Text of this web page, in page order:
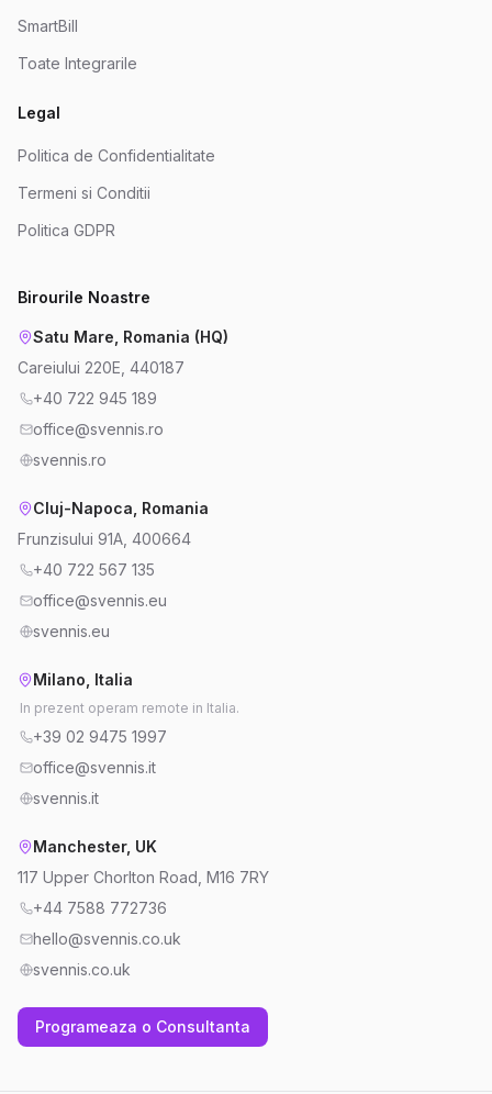
SmartBill
Toate Integrarile
Legal
Politica de Confidentialitate
Termeni si Conditii
Politica GDPR
Birourile Noastre
Satu Mare, Romania (HQ)
Careiului 220E, 440187
+40 722 945 189
office@svennis.ro
svennis.ro
Cluj-Napoca, Romania
Frunzisului 91A, 400664
+40 722 567 135
office@svennis.eu
svennis.eu
Milano, Italia
In prezent operam remote in Italia.
+39 02 9475 1997
office@svennis.it
svennis.it
Manchester, UK
117 Upper Chorlton Road, M16 7RY
+44 7588 772736
hello@svennis.co.uk
svennis.co.uk
Programeaza o Consultanta